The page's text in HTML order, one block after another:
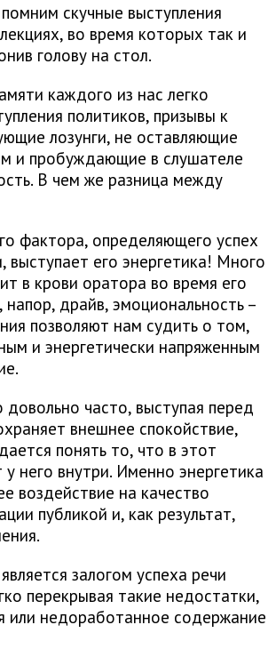
скучные выступления
во время которых так и
голову на стол.
каждого из нас легко
политиков, призывы к
лозунги, не оставляющие
и пробуждающие в слушателе
В чем же разница между
фактора, определяющего успех
выступает его энергетика! Много
в крови оратора во время его
напор, драйв, эмоциональность –
позволяют нам судить о том,
и энергетически напряженным
часто, выступая перед
внешнее спокойствие,
понять то, что в этот
него внутри. Именно энергетика
воздействие на качество
публикой и, как результат,
залогом успеха речи
перекрывая такие недостатки,
или недоработанное содержание